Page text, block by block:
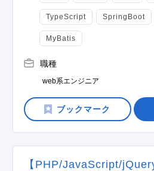
TypeScript SpringBoot
MyBatis
職種
web系エンジニア
【PHP/JavaScript/